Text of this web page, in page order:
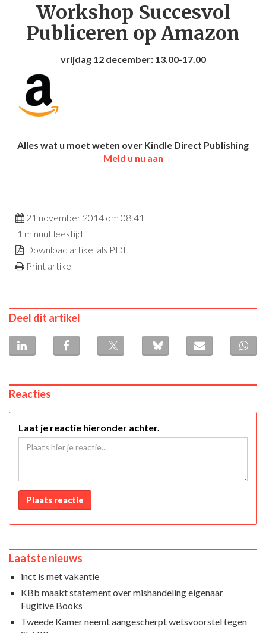
Workshop Succesvol
Publiceren op Amazon
vrijdag 12 december: 13.00-17.00
Alles wat u moet weten over Kindle Direct Publishing
Meld u nu aan
21 november 2014 om 08:41
1 minuut leestijd
Download artikel als PDF
Print artikel
Deel dit artikel
Reacties
Laat je reactie hieronder achter.
Plaats reactie
Laatste nieuws
inct is met vakantie
KBb maakt statement over mishandeling eigenaar
Fugitive Books
Tweede Kamer neemt aangescherpt wetsvoorstel tegen